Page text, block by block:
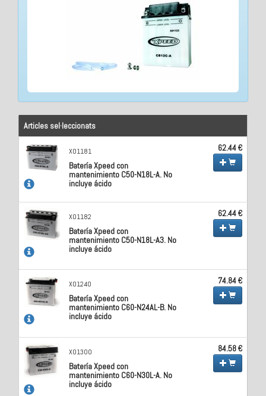
Articles sel·leccionats
X01181
Batería Xpeed con
mantenimiento C50-N18L-A. No
incluye ácido
62.44 €
X01182
Batería Xpeed con
mantenimiento C50-N18L-A3. No
incluye ácido
62.44 €
X01240
Batería Xpeed con
mantenimiento C60-N24AL-B. No
incluye ácido
74.84 €
X01300
Batería Xpeed con
mantenimiento C60-N30L-A. No
incluye ácido
84.58 €